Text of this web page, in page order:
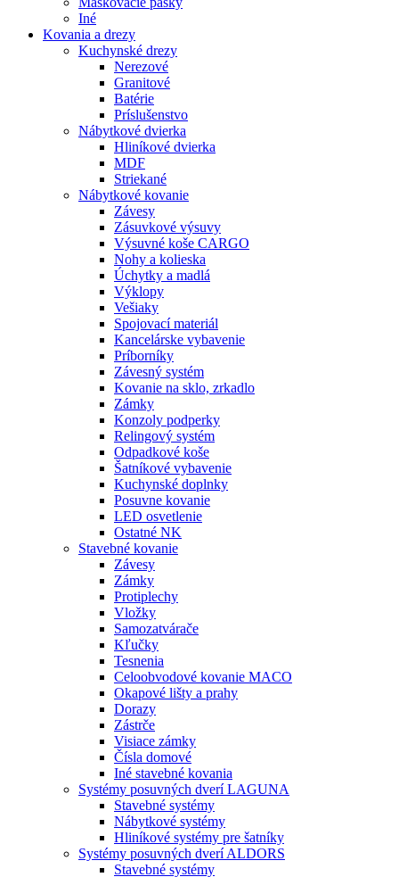
Iné
Kovania a drezy
Kuchynské drezy
Nerezové
Granitové
Batérie
Príslušenstvo
Nábytkové dvierka
Hliníkové dvierka
MDF
Striekané
Nábytkové kovanie
Závesy
Zásuvkové výsuvy
Výsuvné koše CARGO
Nohy a kolieska
Úchytky a madlá
Výklopy
Vešiaky
Spojovací materiál
Kancelárske vybavenie
Príborníky
Závesný systém
Kovanie na sklo, zrkadlo
Zámky
Konzoly podperky
Relingový systém
Odpadkové koše
Šatníkové vybavenie
Kuchynské doplnky
Posuvne kovanie
LED osvetlenie
Ostatné NK
Stavebné kovanie
Závesy
Zámky
Protiplechy
Vložky
Samozatvárače
Kľučky
Tesnenia
Celoobvodové kovanie MACO
Okapové lišty a prahy
Dorazy
Zástrče
Visiace zámky
Čísla domové
Iné stavebné kovania
Systémy posuvných dverí LAGUNA
Stavebné systémy
Nábytkové systémy
Hliníkové systémy pre šatníky
Systémy posuvných dverí ALDORS
Stavebné systémy